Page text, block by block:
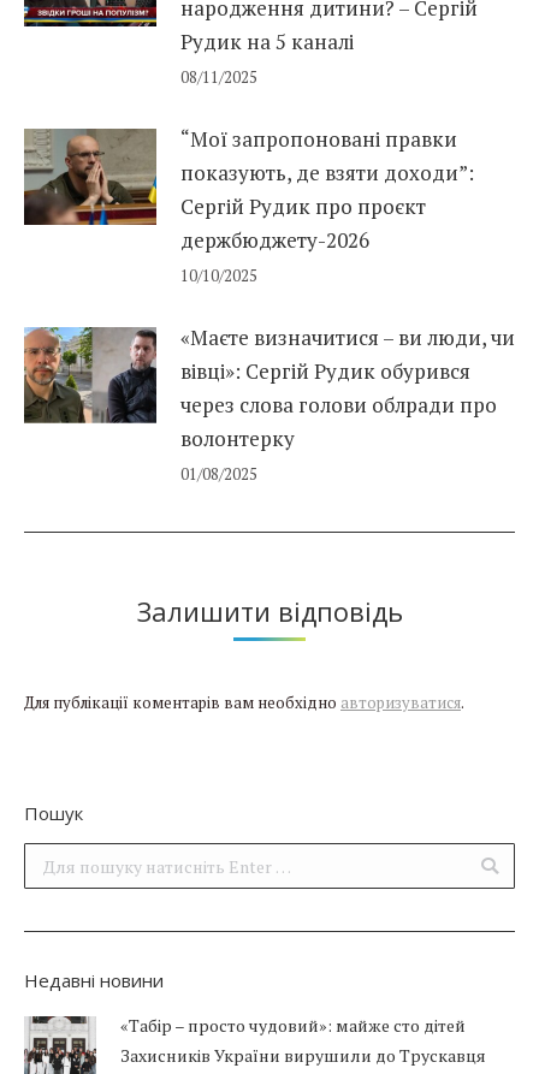
народження дитини? – Сергій
Рудик на 5 каналі
08/11/2025
“Мої запропоновані правки
показують, де взяти доходи”:
Сергій Рудик про проєкт
держбюджету-2026
10/10/2025
«Маєте визначитися – ви люди, чи
вівці»: Сергій Рудик обурився
через слова голови облради про
волонтерку
01/08/2025
Залишити відповідь
Для публікації коментарів вам необхідно авторизуватися.
Пошук
Поиск:
Недавні новини
«Табір – просто чудовий»: майже сто дітей
Захисників України вирушили до Трускавця